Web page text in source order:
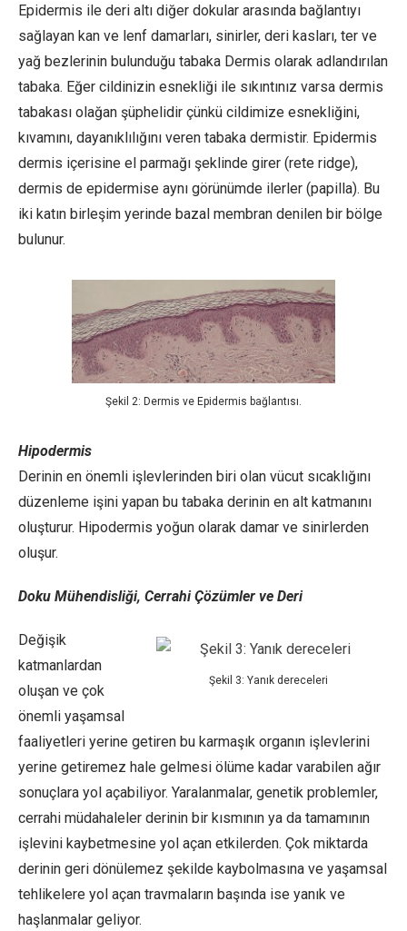
Epidermis ile deri altı diğer dokular arasında bağlantıyı
sağlayan kan ve lenf damarları, sinirler, deri kasları, ter ve
yağ bezlerinin bulunduğu tabaka Dermis olarak adlandırılan
tabaka. Eğer cildinizin esnekliği ile sıkıntınız varsa dermis
tabakası olağan şüphelidir çünkü cildimize esnekliğini,
kıvamını, dayanıklılığını veren tabaka dermistir. Epidermis
dermis içerisine el parmağı şeklinde girer (rete ridge),
dermis de epidermise aynı görünümde ilerler (papilla). Bu
iki katın birleşim yerinde bazal membran denilen bir bölge
bulunur.
Şekil 2: Dermis ve Epidermis bağlantısı.
Hipodermis
Derinin en önemli işlevlerinden biri olan vücut sıcaklığını
düzenleme işini yapan bu tabaka derinin en alt katmanını
oluşturur. Hipodermis yoğun olarak damar ve sinirlerden
oluşur.
Doku Mühendisliği, Cerrahi Çözümler ve Deri
Şekil 3: Yanık dereceleri
Değişik
katmanlardan
oluşan ve çok
önemli yaşamsal
faaliyetleri yerine getiren bu karmaşık organın işlevlerini
yerine getiremez hale gelmesi ölüme kadar varabilen ağır
sonuçlara yol açabiliyor. Yaralanmalar, genetik problemler,
cerrahi müdahaleler derinin bir kısmının ya da tamamının
işlevini kaybetmesine yol açan etkilerden. Çok miktarda
derinin geri dönülemez şekilde kaybolmasına ve yaşamsal
tehlikelere yol açan travmaların başında ise yanık ve
haşlanmalar geliyor.